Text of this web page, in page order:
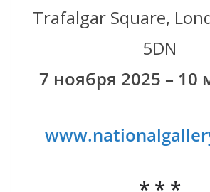
Trafalgar Square,
5DN
7 ноября 2025 – 10